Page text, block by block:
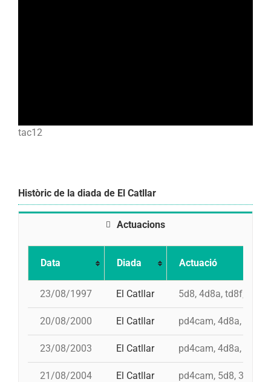
tac12
Històric de la diada de El Catllar
Actuacions
Data Diada Actuació
23/08/1997 El Catllar 5d8, 4d8a, td8f, pd7f
20/08/2000 El Catllar pd4cam, 4d8a, id
23/08/2003 El Catllar pd4cam, 4d8a, 3d9f,
21/08/2004 El Catllar pd4cam, 5d8, 3d9f,